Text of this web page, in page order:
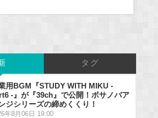
タグ
用BGM『STUDY WITH MIKU -
-』が『39ch』で公開！ボサノバア
ジシリーズの締めくくり！
年8月06日 19:00